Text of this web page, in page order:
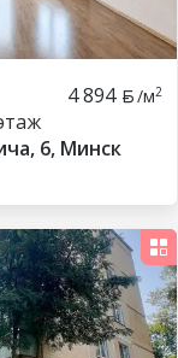
4 894 /м2
6, Минск